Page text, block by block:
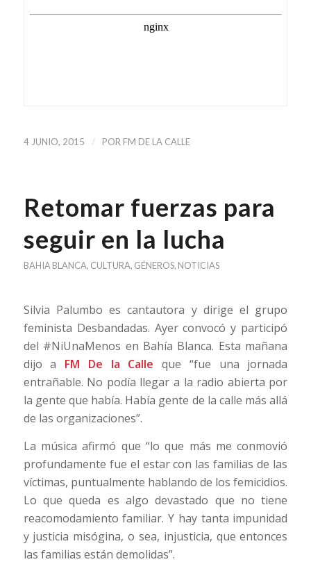
4 JUNIO, 2015 / POR FM DE LA CALLE
Retomar fuerzas para
seguir en la lucha
BAHIA BLANCA, CULTURA, GÉNEROS, NOTICIAS
Silvia Palumbo es cantautora y dirige el grupo
feminista Desbandadas. Ayer convocó y participó
del #NiUnaMenos en Bahía Blanca. Esta mañana
dijo a FM De la Calle que “fue una jornada
entrañable. No podía llegar a la radio abierta por
la gente que había. Había gente de la calle más allá
de las organizaciones”.
La música afirmó que “lo que más me conmovió
profundamente fue el estar con las familias de las
víctimas, puntualmente hablando de los femicidios.
Lo que queda es algo devastado que no tiene
reacomodamiento familiar. Y hay tanta impunidad
y justicia misógina, o sea, injusticia, que entonces
las familias están demolidas”.